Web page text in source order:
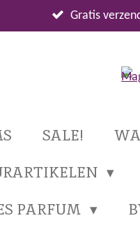
Gratis
SALE!
PARFUM